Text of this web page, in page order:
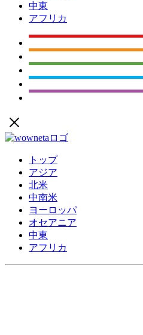
中東
アフリカ
トップ
アジア
北米
中南米
ヨーロッパ
オセアニア
中東
アフリカ